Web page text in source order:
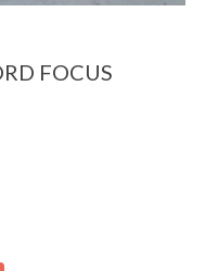
FOCUS